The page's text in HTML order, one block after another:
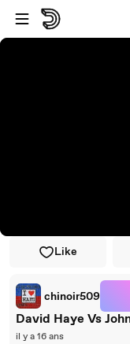
Passer au player
Passer au contenu
Like
chinoir509
il y a 16 ans